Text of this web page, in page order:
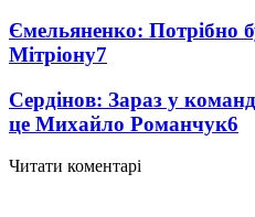
Ємельяненко: Потрібно
Мітріону7
Сердінов: Зараз у
це Михайло Романчук6
Читати коментарі